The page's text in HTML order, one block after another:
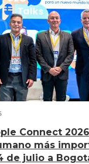
Connect
más
de julio a